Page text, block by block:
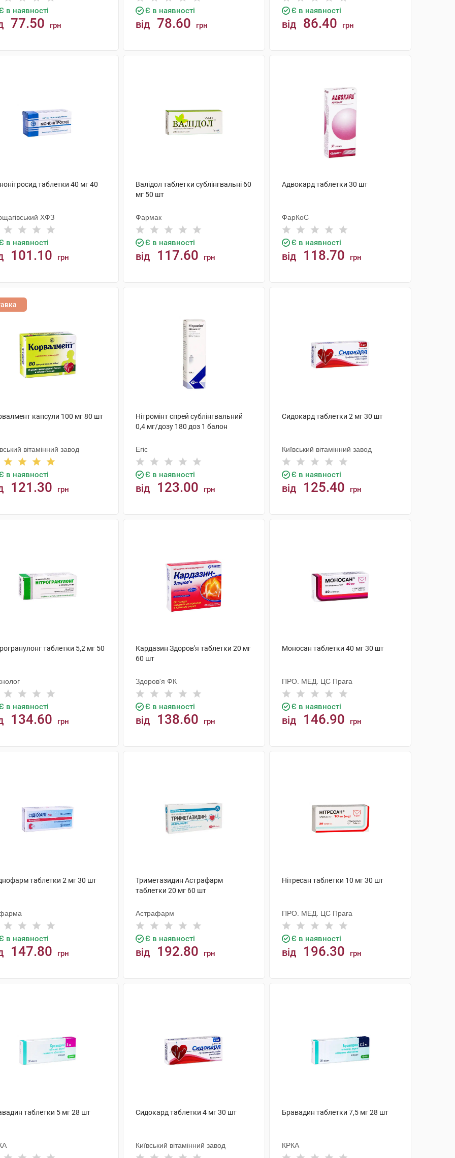
в наявності
77.50 грн
Є в наявності
від 78.60 грн
Є в наявності
від 86.40 грн
таблетки 40 мг 40
ХФЗ
в наявності
101.10 грн
Валідол таблетки сублінгвальні 60
мг 50 шт
Фармак
Є в наявності
від 117.60 грн
Адвокард таблетки 30 шт
ФарКоС
Є в наявності
від 118.70 грн
капсули 100 мг 80 шт
вітамінний завод
в наявності
121.30 грн
Нітромінт спрей сублінгвальний
0,4 мг/дозу 180 доз 1 балон
Егіс
Є в наявності
від 123.00 грн
Сидокард таблетки 2 мг 30 шт
Київський вітамінний завод
Є в наявності
від 125.40 грн
таблетки 5,2 мг 50
в наявності
134.60 грн
Кардазин Здоров'я таблетки 20 мг
60 шт
Здоров'я ФК
Є в наявності
від 138.60 грн
Моносан таблетки 40 мг 30 шт
ПРО. МЕД. ЦС Прага
Є в наявності
від 146.90 грн
таблетки 2 мг 30 шт
в наявності
147.80 грн
Триметазидин Астрафарм
таблетки 20 мг 60 шт
Астрафарм
Є в наявності
від 192.80 грн
Нітресан таблетки 10 мг 30 шт
ПРО. МЕД. ЦС Прага
Є в наявності
від 196.30 грн
таблетки 5 мг 28 шт Сидокард таблетки 4 мг 30 шт
Київський вітамінний завод
Бравадин таблетки 7,5 мг 28 шт
КРКА